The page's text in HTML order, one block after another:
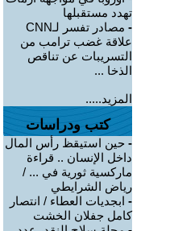
تهدد مستقبلها
-
مصادر تفسر لـCNN
علاقة غضب ترامب من
التسريبات عن تناقص
الذخا ...
المزيد.....
كتب ودراسات
- حين استيقظ رأس المال
داخل الإنسان .. قراءة
ماركسية ثورية في ... /
رياض الشرايطي
- ابجديات العطاء / انتصار
كامل جفلان الخشت